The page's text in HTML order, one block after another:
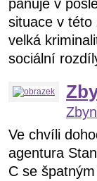
panuje v
situace v této
velká
sociální
Ve chvíli
agentura
C se